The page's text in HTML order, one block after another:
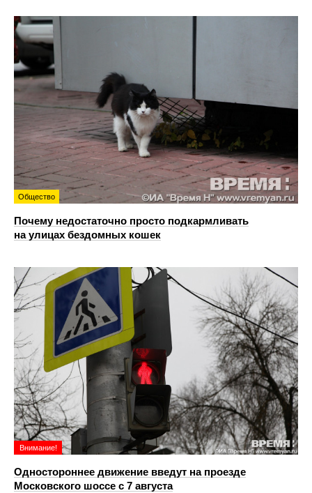
Общество
Почему недостаточно просто подкармливать
на улицах бездомных кошек
Внимание!
Одностороннее движение введут на проезде
Московского шоссе с 7 августа